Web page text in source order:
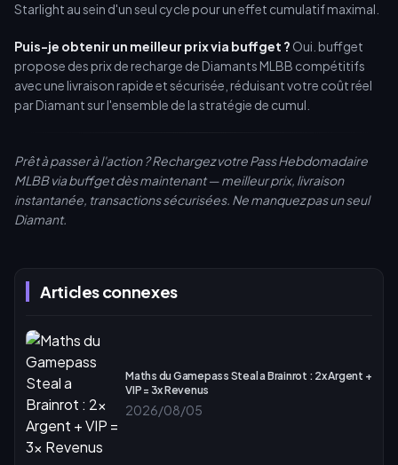
Articles connexes
Maths du Gamepass Steal a Brainrot : 2x Argent +
VIP = 3x Revenus
2026/08/05
Starlight au sein d'un seul cycle pour un effet cumulatif maximal.
Puis-je obtenir un meilleur prix via buffget ? Oui. buffget
propose des prix de recharge de Diamants MLBB compétitifs
avec une livraison rapide et sécurisée, réduisant votre coût réel
par Diamant sur l'ensemble de la stratégie de cumul.
Prêt à passer à l'action ? Rechargez votre Pass Hebdomadaire
MLBB via buffget dès maintenant — meilleur prix, livraison
instantanée, transactions sécurisées. Ne manquez pas un seul
Diamant.